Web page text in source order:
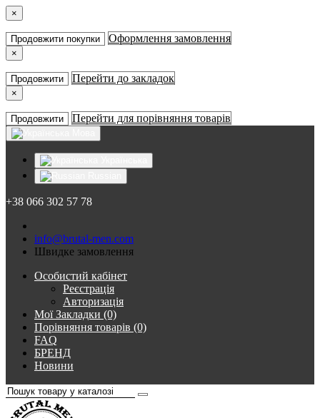
×
Продовжити покупки Оформлення замовлення
×
Продовжити Перейти до закладок
×
Продовжити Перейти для порівняння товарів
+38 066 302 57 78
info@brutal-men.com
Швидке замовлення
Особистий кабінет
Реєстрація
Авторизація
Мої Закладки (0)
Порівняння товарів (0)
FAQ
БРЕНД
Новини